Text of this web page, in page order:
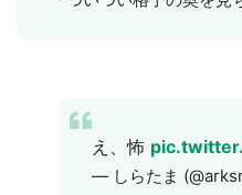
え、怖
— しらたま